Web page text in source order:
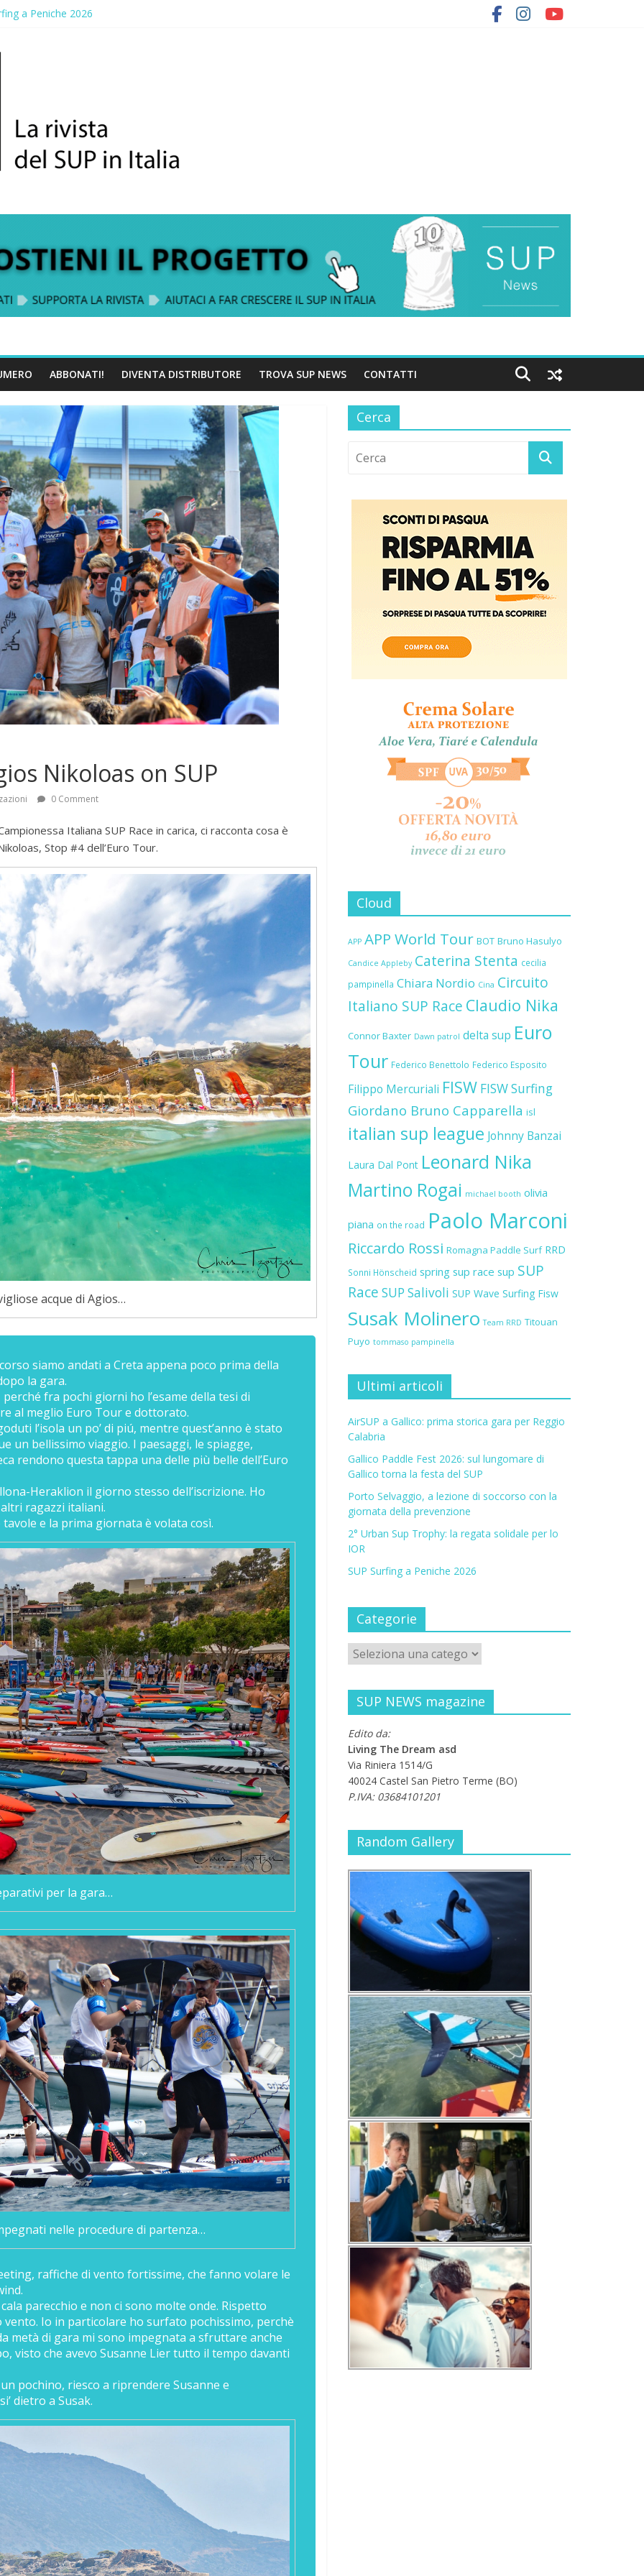
a Peniche 2026
ABBONATI! DIVENTA DISTRIBUTORE TROVA SUP NEWS CONTATTI
Nikoloas on SUP
0 Comment
Italiana SUP Race in carica, ci racconta cosa è
Stop #4 dell’Euro Tour.
acque di Agios…
siamo andati a Creta appena poco prima della
la gara.
fra pochi giorni ho l’esame della tesi di
al meglio Euro Tour e dottorato.
l’isola un po’ di piú, mentre quest’anno è stato
un bellissimo viaggio. I paesaggi, le spiagge,
rendono questa tappa una delle più belle dell’Euro
Heraklion il giorno stesso dell’iscrizione. Ho
ragazzi italiani.
e la prima giornata è volata così.
per la gara…
nelle procedure di partenza…
raffiche di vento fortissime, che fanno volare le
parecchio e non ci sono molte onde. Rispetto
vento. Io in particolare ho surfato pochissimo, perchè
metà di gara mi sono impegnata a sfruttare anche
visto che avevo Susanne Lier tutto il tempo davanti
pochino, riesco a riprendere Susanne e
dietro a Susak.
Cerca
Cloud
APP APP World Tour BOT Bruno Hasulyo
Candice Appleby Caterina Stenta cecilia
pampinella Chiara Nordio Cina Circuito
Italiano SUP Race Claudio Nika
Connor Baxter Dawn patrol delta sup Euro
Tour Federico Benettolo Federico Esposito
Filippo Mercuriali FISW FISW Surfing
Giordano Bruno Capparella isl
italian sup league Johnny Banzai
Laura Dal Pont Leonard Nika
Martino Rogai michael booth olivia
piana on the road Paolo Marconi
Riccardo Rossi Romagna Paddle Surf RRD
Sonni Hönscheid spring sup race sup SUP
Race SUP Salivoli SUP Wave Surfing Fisw
Susak Molinero Team RRD Titouan
Puyo tommaso pampinella
Ultimi articoli
AirSUP a Gallico: prima storica gara per Reggio
Calabria
Gallico Paddle Fest 2026: sul lungomare di
Gallico torna la festa del SUP
Porto Selvaggio, a lezione di soccorso con la
giornata della prevenzione
2° Urban Sup Trophy: la regata solidale per lo
IOR
SUP Surfing a Peniche 2026
Categorie
SUP NEWS magazine
Edito da:
Living The Dream asd
Via Riniera 1514/G
40024 Castel San Pietro Terme (BO)
P.IVA: 03684101201
Random Gallery